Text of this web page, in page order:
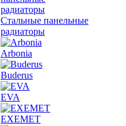
Стальные панельные
радиаторы
Arbonia
Buderus
EVA
EXEMET